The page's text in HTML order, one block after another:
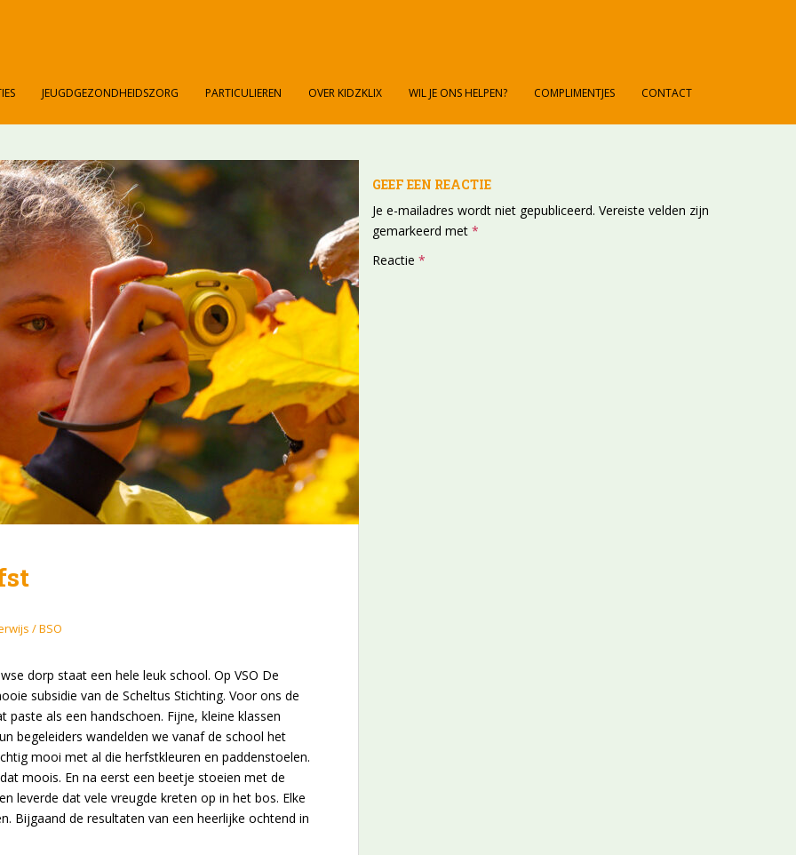
JEUGDGEZONDHEIDSZORG PARTICULIEREN OVER KIDZKLIX WIL JE ONS HELPEN? COMPLIMENTJES CONTACT
/ BSO
dorp staat een hele leuk school. Op VSO De
subsidie van de Scheltus Stichting. Voor ons de
als een handschoen. Fijne, kleine klassen
begeleiders wandelden we vanaf de school het
mooi met al die herfstkleuren en paddenstoelen.
moois. En na eerst een beetje stoeien met de
leverde dat vele vreugde kreten op in het bos. Elke
Bijgaand de resultaten van een heerlijke ochtend in
GEEF EEN REACTIE
Je e-mailadres wordt niet gepubliceerd. Vereiste velden zijn
gemarkeerd met *
Reactie *